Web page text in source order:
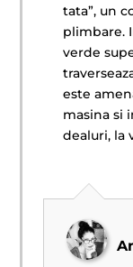
tata”, un
plimbare.
verde
este
masina si
dealuri, la